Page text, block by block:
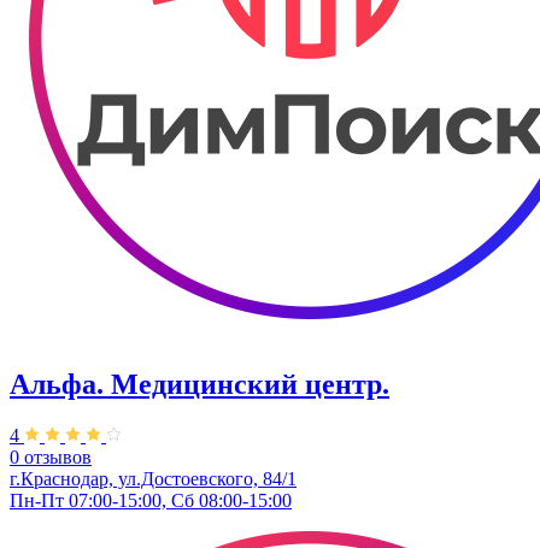
Альфа. Медицинский центр.
4
0 отзывов
г.Краснодар, ул.Достоевского, 84/1
Пн-Пт 07:00-15:00, Сб 08:00-15:00